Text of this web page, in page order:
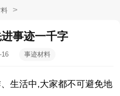
>
事迹一千字
16
事迹材料
生活中,大家都不可避免地